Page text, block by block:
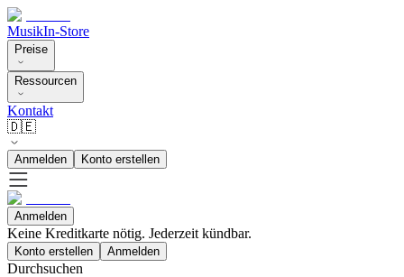
MusikIn-Store
Preise
Ressourcen
Kontakt
🇩🇪
Anmelden Konto erstellen
Anmelden
Keine Kreditkarte nötig. Jederzeit kündbar.
Konto erstellen Anmelden
Durchsuchen